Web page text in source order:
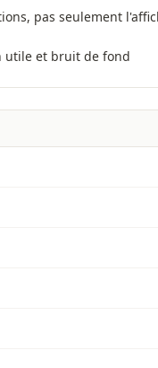
pas seulement
utile et bruit de fond